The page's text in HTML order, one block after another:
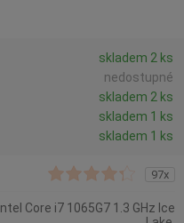
skladem 2 ks
nedostupné
skladem 2 ks
skladem 1 ks
skladem 1 ks
97x
Intel Core i7 1065G7 1.3 GHz Ice